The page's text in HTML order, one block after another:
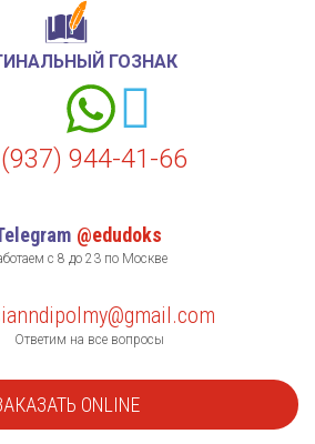
ГОЗНАК
944-41-66
@edudoks
с 8 до 23 по Москве
Ответим на все вопросы
ONLINE